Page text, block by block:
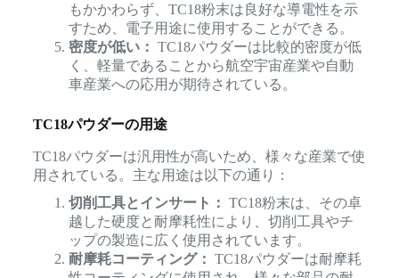
もかかわらず、TC18粉末は良好な導電性を示
すため、電子用途に使用することができる。
密度が低い： TC18パウダーは比較的密度が低
く、軽量であることから航空宇宙産業や自動
車産業への応用が期待されている。
TC18パウダーの用途
TC18パウダーは汎用性が高いため、様々な産業で使
用されている。主な用途は以下の通り：
切削工具とインサート： TC18粉末は、その卓
越した硬度と耐摩耗性により、切削工具やチ
ップの製造に広く使用されています。
耐摩耗コーティング： TC18パウダーは耐摩耗